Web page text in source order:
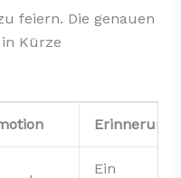
feiern. Die genauen
Kürze
Erinnerung
Ein